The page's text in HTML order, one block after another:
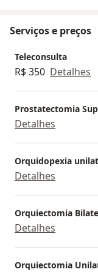
Serviços e preços
Teleconsulta
R$ 350 Detalhes
Prostatectomia
Detalhes
Orquidopexia
Detalhes
Orquiectomia
Detalhes
Orquiectomia